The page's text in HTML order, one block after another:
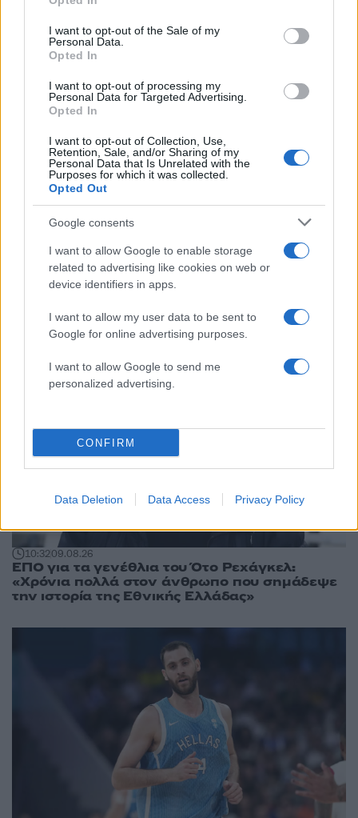
use your data for below specified purposes in below Google
consent section.
I want to opt-out of the Sale of my
Personal Data.
Opted In
I want to opt-out of processing my
Personal Data for Targeted Advertising.
Opted In
I want to opt-out of Collection, Use,
Retention, Sale, and/or Sharing of my
Personal Data that Is Unrelated with the
Purposes for which it was collected.
Opted Out
Google consents
I want to allow Google to enable storage
related to advertising like cookies on web or
device identifiers in apps.
I want to allow my user data to be sent to
Google for online advertising purposes.
I want to allow Google to send me
personalized advertising.
CONFIRM
Data Deletion Data Access Privacy Policy
γιατρού
Σούπερ μάρκετ: Νέες μειώσεις τιμών –
916 προϊόντα στην εθνική πρωτοβουλία,
ανάμεσά τους 130 σχολικά
ΕΛΑΣ: Ο Αλέξης Δέδες ο πρώτος
υποψήφιος βουλευτής του κόμματος –
Από τα διοικητικά της ΑΕΚ στην πολιτική
Στην Κρήτη ο Κυριάκος Μητσοτάκης,
συνεχίζει τις ολιγοήμερες διακοπές του –
Πού βρέθηκε το Σάββατο
Αθλητικά:
10:3209.08.26
ΕΠΟ για τα γενέθλια του Ότο Ρεχάγκελ:
«Χρόνια πολλά στον άνθρωπο που σημάδεψε
την ιστορία της Εθνικής Ελλάδας»